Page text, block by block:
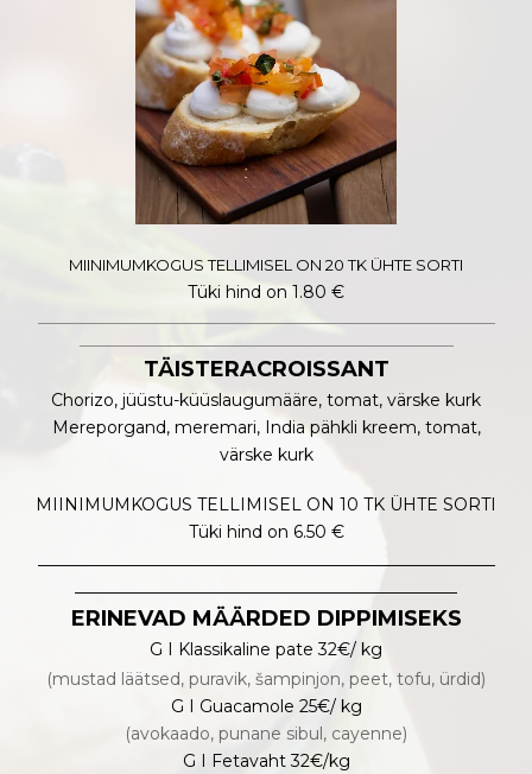
MIINIMUMKOGUS TELLIMISEL ON 20 TK ÜHTE SORTI
Tüki hind on 1.80 €
TÄISTERACROISSANT
Chorizo, jüüstu-küüslaugumääre, tomat, värske kurk
Mereporgand, meremari, India pähkli kreem, tomat,
värske kurk
MIINIMUMKOGUS TELLIMISEL ON 10 TK ÜHTE SORTI
Tüki hind on 6.50 €
ERINEVAD MÄÄRDED DIPPIMISEKS
G I Klassikaline pate 32€/ kg
(mustad läätsed, puravik, šampinjon, peet, tofu, ürdid)
G I Guacamole 25€/ kg
(avokaado, punane sibul, cayenne)
G I Fetavaht 32€/kg